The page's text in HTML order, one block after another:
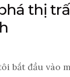
thị
bắt đầu vào